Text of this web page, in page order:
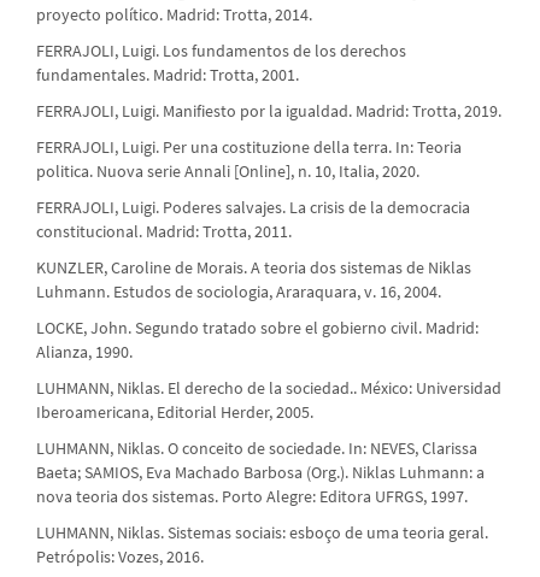
proyecto político. Madrid: Trotta, 2014.
FERRAJOLI, Luigi. Los fundamentos de los derechos
fundamentales. Madrid: Trotta, 2001.
FERRAJOLI, Luigi. Manifiesto por la igualdad. Madrid: Trotta, 2019.
FERRAJOLI, Luigi. Per una costituzione della terra. In: Teoria
politica. Nuova serie Annali [Online], n. 10, Italia, 2020.
FERRAJOLI, Luigi. Poderes salvajes. La crisis de la democracia
constitucional. Madrid: Trotta, 2011.
KUNZLER, Caroline de Morais. A teoria dos sistemas de Niklas
Luhmann. Estudos de sociologia, Araraquara, v. 16, 2004.
LOCKE, John. Segundo tratado sobre el gobierno civil. Madrid:
Alianza, 1990.
LUHMANN, Niklas. El derecho de la sociedad.. México: Universidad
Iberoamericana, Editorial Herder, 2005.
LUHMANN, Niklas. O conceito de sociedade. In: NEVES, Clarissa
Baeta; SAMIOS, Eva Machado Barbosa (Org.). Niklas Luhmann: a
nova teoria dos sistemas. Porto Alegre: Editora UFRGS, 1997.
LUHMANN, Niklas. Sistemas sociais: esboço de uma teoria geral.
Petrópolis: Vozes, 2016.